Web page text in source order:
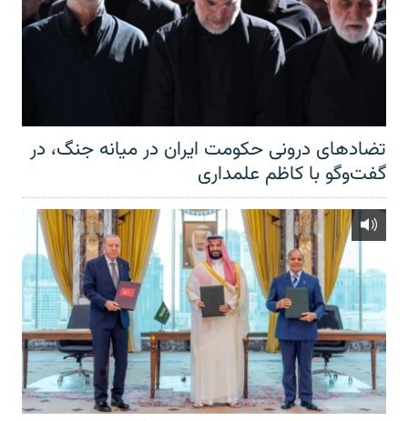
تضادهای درونی حکومت ایران در میانه جنگ، در
گفت‌‌وگو با کاظم علمداری